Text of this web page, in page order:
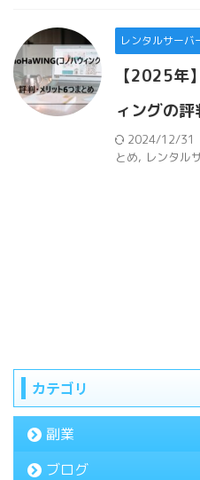
レンタルサーバ
【2025年
ィングの
2024/12/31
とめ, レンタル
カテゴリ
副業
ブログ